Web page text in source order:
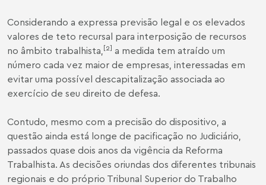
Considerando a expressa previsão legal e os elevados
valores de teto recursal para interposição de recursos
no âmbito trabalhista, [2] a medida tem atraído um
número cada vez maior de empresas, interessadas em
evitar uma possível descapitalização associada ao
exercício de seu direito de defesa.
Contudo, mesmo com a precisão do dispositivo, a
questão ainda está longe de pacificação no Judiciário,
passados quase dois anos da vigência da Reforma
Trabalhista. As decisões oriundas dos diferentes tribunais
regionais e do próprio Tribunal Superior do Trabalho